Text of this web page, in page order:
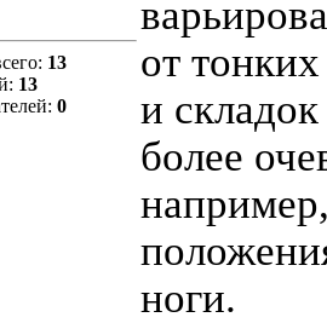
13
13
0
от
и
более
ноги.